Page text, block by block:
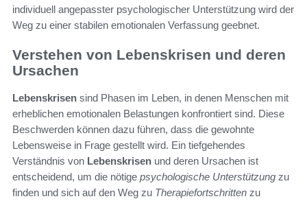
individuell angepasster psychologischer Unterstützung wird der
Weg zu einer stabilen emotionalen Verfassung geebnet.
Verstehen von Lebenskrisen und deren
Ursachen
Lebenskrisen sind Phasen im Leben, in denen Menschen mit
erheblichen emotionalen Belastungen konfrontiert sind. Diese
Beschwerden können dazu führen, dass die gewohnte
Lebensweise in Frage gestellt wird. Ein tiefgehendes
Verständnis von Lebenskrisen und deren Ursachen ist
entscheidend, um die nötige psychologische Unterstützung zu
finden und sich auf den Weg zu Therapiefortschritten zu